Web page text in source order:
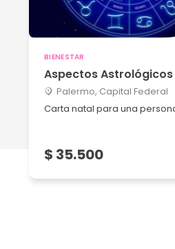
BIENESTAR
Aspectos Astrológicos
Palermo, Capital Federal
Carta natal para una
$ 35.500